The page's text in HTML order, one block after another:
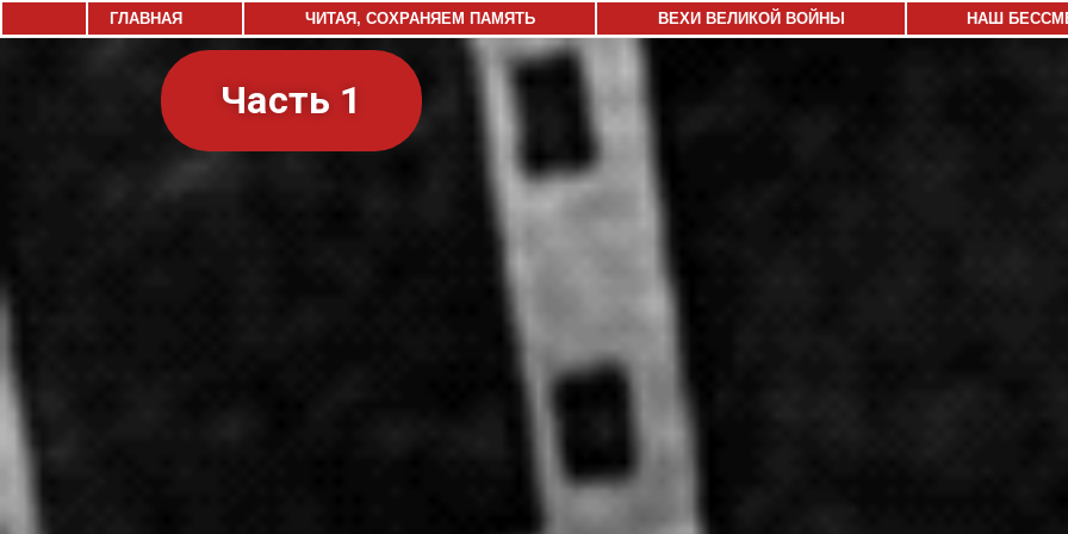
ГЛАВНАЯ ЧИТАЯ, СОХРАНЯЕМ ПАМЯТЬ ВЕХИ ВЕЛИКОЙ ВОЙНЫ НАШ
Часть 1